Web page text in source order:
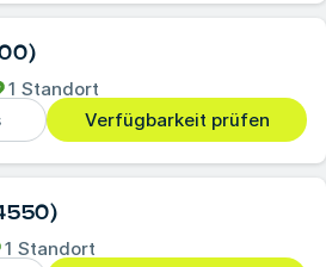
1 Standort
Verfügbarkeit prüfen
1 Standort